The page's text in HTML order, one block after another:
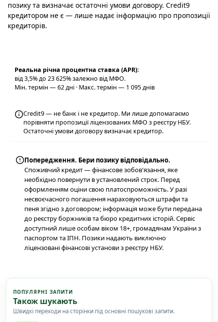
позику та визначає остаточні умови договору. Credit9
кредитором не є — лише надає інформацію про пропозиції
кредиторів.
Реальна річна процентна ставка (APR):
від 3,5% до 23 625% залежно від МФО.
Мін. термін — 62 дні · Макс. термін — 1 095 днів
Credit9 — не банк і не кредитор. Ми лише допомагаємо
порівняти пропозиції ліцензованих МФО з реєстру НБУ.
Остаточні умови договору визначає кредитор.
Попередження. Бери позику відповідально.
Споживчий кредит — фінансове зобов'язання, яке
необхідно повернути в установлений строк. Перед
оформленням оціни свою платоспроможність. У разі
несвоєчасного погашення нараховуються штрафи та
пеня згідно з договором; інформація може бути передана
до реєстру боржників та бюро кредитних історій. Сервіс
доступний лише особам віком 18+, громадянам України з
паспортом та ІПН. Позики надають виключно
ліцензовані фінансові установи з реєстру НБУ.
ПОПУЛЯРНІ ЗАПИТИ
Також шукають
Швидкі переходи на сторінки під основні пошукові запити.